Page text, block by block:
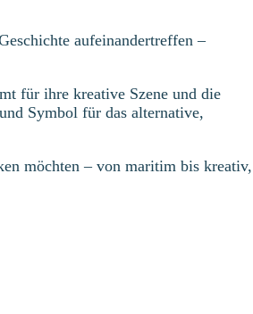
aufeinandertreffen –
für ihre kreative Szene und die
Symbol für das alternative,
möchten – von maritim bis kreativ,